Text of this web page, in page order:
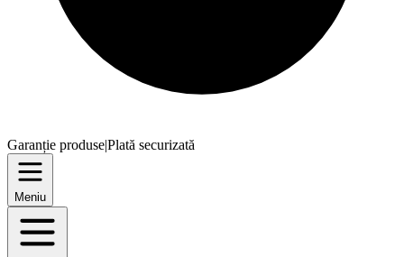
Garanție produse|Plată securizată
Meniu